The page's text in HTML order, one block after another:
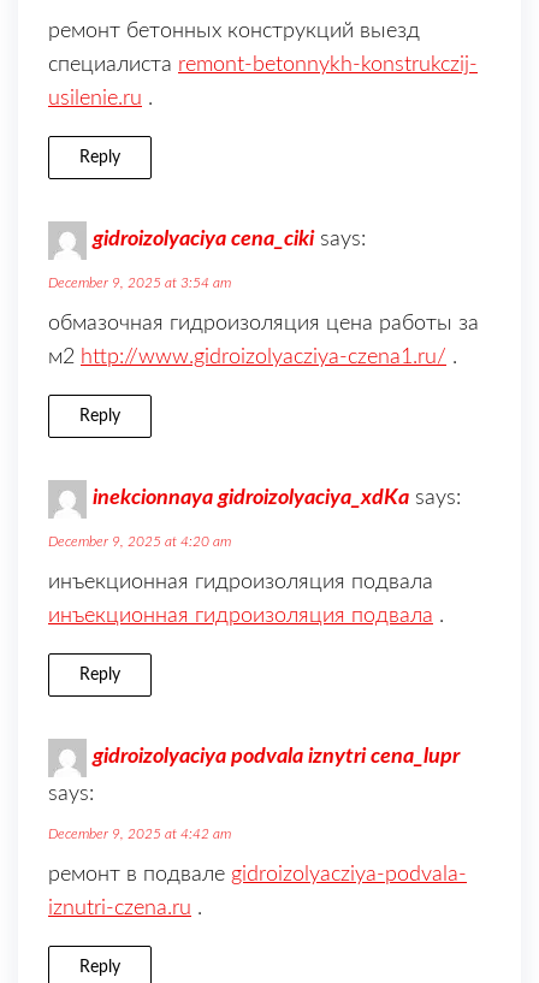
ремонт бетонных конструкций выезд
специалиста remont-betonnykh-konstrukczij-
usilenie.ru .
Reply
gidroizolyaciya cena_ciki says:
December 9, 2025 at 3:54 am
обмазочная гидроизоляция цена работы за
м2 http://www.gidroizolyacziya-czena1.ru/ .
Reply
inekcionnaya gidroizolyaciya_xdKa says:
December 9, 2025 at 4:20 am
инъекционная гидроизоляция подвала
инъекционная гидроизоляция подвала .
Reply
gidroizolyaciya podvala iznytri cena_lupr
says:
December 9, 2025 at 4:42 am
ремонт в подвале gidroizolyacziya-podvala-
iznutri-czena.ru .
Reply